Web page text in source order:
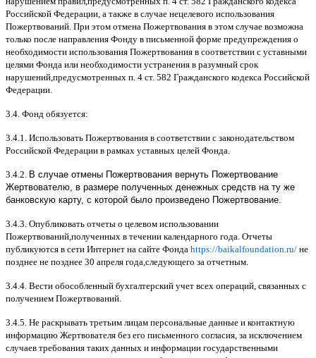
Российской Федерации а также в случае нецелевого использования
Пожертвований При этом отмена Пожертвования в этом случае возможна
только после направления Фонду в письменной форме предупреждения о
необходимости использования Пожертвования в соответствии с уставными
целями Фонда или необходимости устранения в разумный срок
нарушений предусмотренных п . 4 ст. 582 Гражданского кодекса Российской
Федерации
3.4. Фонд обязуется:
3.4.1. Использовать Пожертвования в соответствии с законодательством
Российской Федерации в рамках уставных целей Фонда
3.4.2. В случае отмены Пожертвования вернуть Пожертвование
Жертвователю, в размере полученных денежных средств на ту же
банковскую карту, с которой было произведено Пожертвование.
3.4.3. Опубликовать отчеты о целевом использовании
Пожертвований полученных в течении календарного года Отчеты
публикуются в сети Интернет на сайте Фонда https://baikalfoundation.ru/ не
позднее не позднее 30 апреля года следующего за отчетным
3.4.4. Вести обособленный бухгалтерский учет всех операций связанных с
получением Пожертвований
3.4.5. Не раскрывать третьим лицам персональные данные и контактную
информацию Жертвователя без его письменного согласия за исключением
случаев требования таких данных и информации государственными